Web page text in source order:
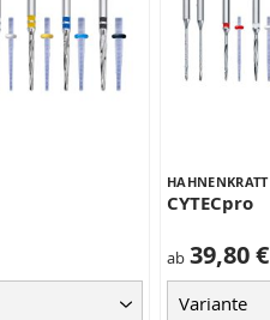
HAHNENKRATT
CYTECpro
ab 39,80 €